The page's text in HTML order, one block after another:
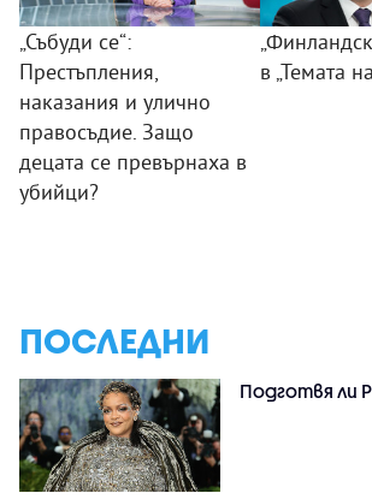
„Събуди се“:
Престъпления,
наказания и улично
правосъдие. Защо
децата се превърнаха в
убийци?
в „Темата
ПОСЛЕДНИ
Подготвя ли